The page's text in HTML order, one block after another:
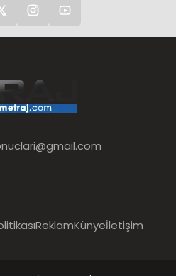
ReklamKünyeİletişim